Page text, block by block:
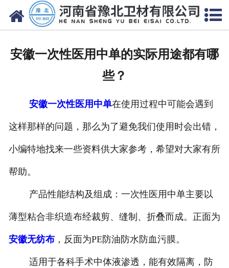
网站首页
厂房设备
联系我们
安徽一次性医用中单的实际用途都有哪
些？
安徽一次性医用中单在使用过程中可能会遇到
这样那样的问题，那么为了避免我们使用时会出错，
小编特地找来一些资料供大家参考，希望对大家有所
帮助。
产品性能结构及组成：一次性医用中单主要以
薄型粘合非织造布经裁剪、缝制、折叠而成。正面为
安徽无纺布，反面为PE防油防水防血污膜。
适用于各科手术中体液渗透，能有效隔离，防